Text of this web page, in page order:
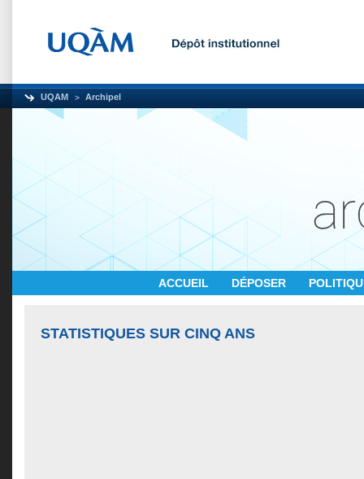
UQAM Archipel
ACCUEIL DÉPOSER
STATISTIQUES SUR CINQ ANS